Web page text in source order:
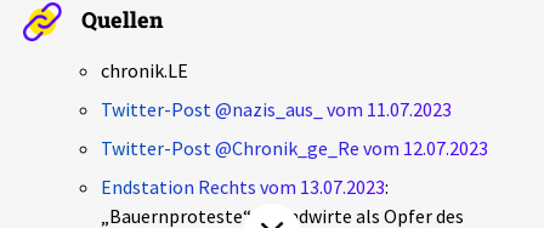
Quellen
chronik.LE
Twitter-Post @nazis_aus_ vom 11.07.2023
Twitter-Post @Chronik_ge_Re vom 12.07.2023
Endstation Rechts vom 13.07.2023:
„Bauernproteste“ – Landwirte als Opfer des